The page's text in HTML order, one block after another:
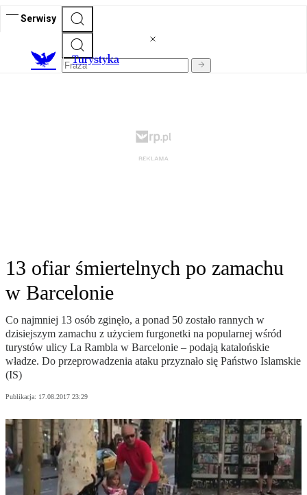
Serwisy
Turystyka
13 ofiar śmiertelnych po zamachu
w Barcelonie
Co najmniej 13 osób zginęło, a ponad 50 zostało rannych w
dzisiejszym zamachu z użyciem furgonetki na popularnej wśród
turystów ulicy La Rambla w Barcelonie – podają katalońskie
władze. Do przeprowadzenia ataku przyznało się Państwo Islamskie
(IS)
Publikacja: 17.08.2017 23:29